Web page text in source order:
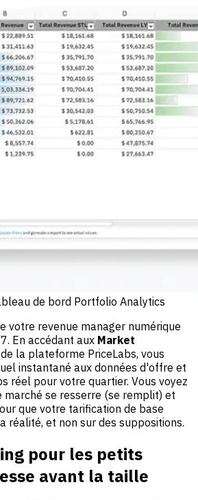
de bord Portfolio Analytics
votre revenue manager numérique
En accédant aux Market
la plateforme PriceLabs, vous
instantané aux données d'offre et
réel pour votre quartier. Vous voyez
marché se resserre (se remplit) et
que votre tarification de base
réalité, et non sur des suppositions.
pour les petits
avant la taille